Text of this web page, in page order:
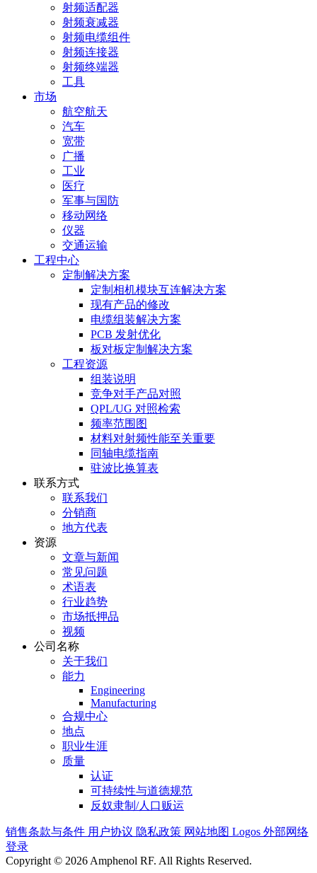
射频适配器
射频衰减器
射频电缆组件
射频连接器
射频终端器
工具
市场
航空航天
汽车
宽带
广播
工业
医疗
军事与国防
移动网络
仪器
交通运输
工程中心
定制解决方案
定制相机模块互连解决方案
现有产品的修改
电缆组装解决方案
PCB 发射优化
板对板定制解决方案
工程资源
组装说明
竞争对手产品对照
QPL/UG 对照检索
频率范围图
材料对射频性能至关重要
同轴电缆指南
驻波比换算表
联系方式
联系我们
分销商
地方代表
资源
文章与新闻
常见问题
术语表
行业趋势
市场抵押品
视频
公司名称
关于我们
能力
Engineering
Manufacturing
合规中心
地点
职业生涯
质量
认证
可持续性与道德规范
反奴隶制/人口贩运
销售条款与条件 用户协议 隐私政策 网站地图 Logos 外部网络
登录
Copyright © 2026 Amphenol RF. All Rights Reserved.